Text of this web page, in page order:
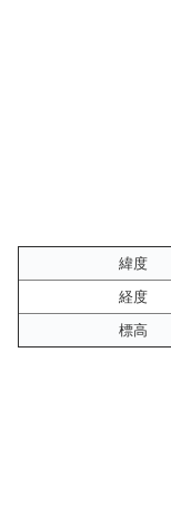
緯度
経度
標高